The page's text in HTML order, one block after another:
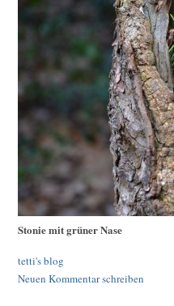
Stonie mit grüner Nase
tetti's blog
Neuen Kommentar schreiben